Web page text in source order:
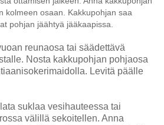
kolmeen osaan. Kakkupohjan saa
pohjan jäähtyä jääkaapissa.
reunaosa tai säädettävä
Nosta kakkupohjan pohjaosa
Levitä päälle
suklaa vesihauteessa tai
välillä sekoitellen. Anna